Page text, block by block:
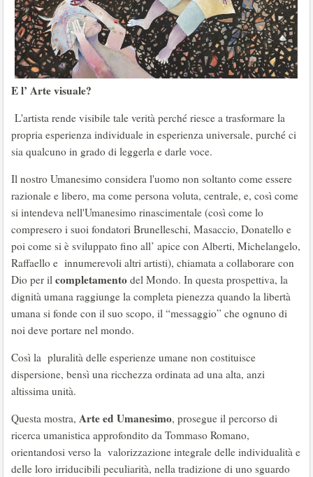
E l’ Arte visuale?
L'artista rende visibile tale verità perché riesce a trasformare la
propria esperienza individuale in esperienza universale, purché ci
sia qualcuno in grado di leggerla e darle voce.
Il nostro Umanesimo considera l'uomo non soltanto come essere
razionale e libero, ma come persona voluta, centrale, e, così come
si intendeva nell'Umanesimo rinascimentale (così come lo
compresero i suoi fondatori Brunelleschi, Masaccio, Donatello e
poi come si è sviluppato fino all’ apice con Alberti, Michelangelo,
Raffaello e innumerevoli altri artisti), chiamata a collaborare con
Dio per il completamento del Mondo. In questa prospettiva, la
dignità umana raggiunge la completa pienezza quando la libertà
umana si fonde con il suo scopo, il “messaggio” che ognuno di
noi deve portare nel mondo.
Così la pluralità delle esperienze umane non costituisce
dispersione, bensì una ricchezza ordinata ad una alta, anzi
altissima unità.
Questa mostra, Arte ed Umanesimo, prosegue il percorso di
ricerca umanistica approfondito da Tommaso Romano,
orientandosi verso la valorizzazione integrale delle individualità e
delle loro irriducibili peculiarità, nella tradizione di uno sguardo